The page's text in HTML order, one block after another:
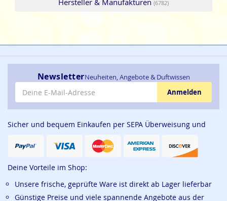
(6782)
NewsletterNeuheiten, Angebote & Duftwissen
E-Mail-Adresse
Anmelden
Sicher und bequem Einkaufen per SEPA Überweisung und
Deine Vorteile im Shop:
Unsere frische, geprüfte Ware ist direkt ab Lager lieferbar
Günstige Preise und viele spannende Angebote aus der